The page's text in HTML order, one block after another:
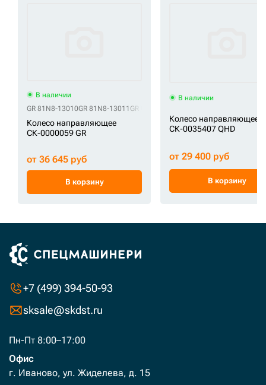
В наличии
GR 81N8-13010GR 81N8-13011 GR UX102E3E
Колесо направляющее
СК-0000059 GR
от 36 645 руб
В корзину
В наличии
Колесо направляющее
СК-0035407 QHD
от 29 400 руб
В корзину
+7 (499) 394-50-93
sksale@skdst.ru
Пн-Пт 8:00–17:00
Офис
г. Иваново, ул. Жиделева, д. 15